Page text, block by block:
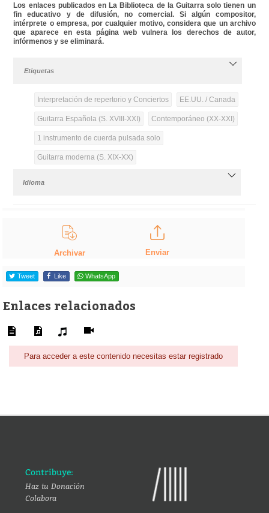
Los enlaces publicados en La Biblioteca de la Guitarra solo tienen un
fin educativo y de difusión, no comercial. Si algún compositor,
intérprete o empresa, por cualquier motivo, considera que un archivo
que aparece en esta página web vulnera los derechos de autor,
infórmenos y se eliminará.
Etiquetas
Interpretación de repertorio y Conciertos EE.UU. / Canada
Guitarra Española (S. XVIII-XXI) Contemporáneo (XX-XXI)
1 instrumento de cuerda pulsada solo
Guitarra moderna (S. XIX-XX)
Idioma
Archivar Enviar
Tweet Like WhatsApp
Enlaces relacionados
Para acceder a este contenido necesitas estar registrado
Contribuye:
Haz tu Donación
Colabora